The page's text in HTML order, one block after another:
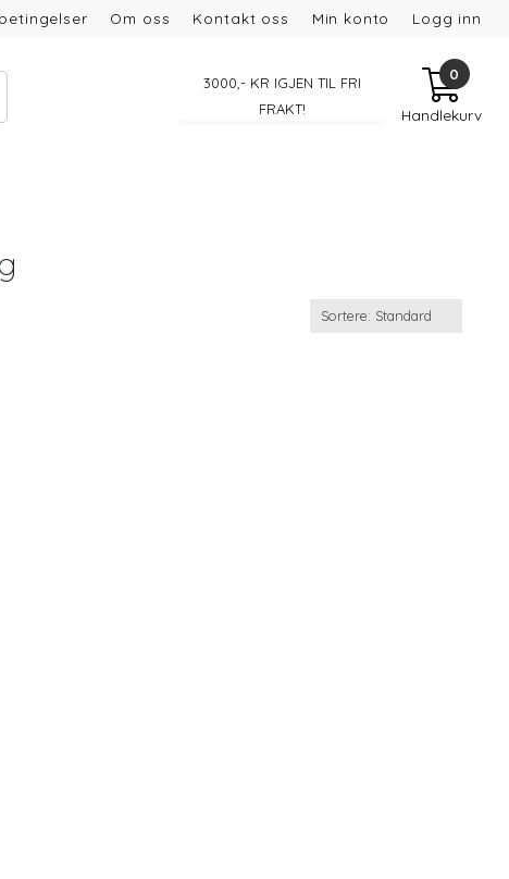
Om oss Kontakt oss Min konto Logg inn
3000 ,- KR IGJEN TIL FRI
FRAKT!
0
Handlekurv